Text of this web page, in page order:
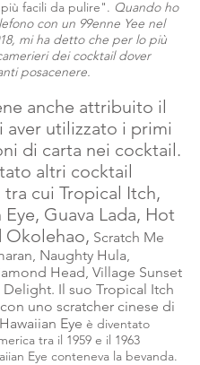
facili da pulire". Quando ho
con un 99enne Yee nel
mi ha detto che per lo più
dei cocktail dover
posacenere.
anche attribuito il
aver utilizzato i primi
di carta nei cocktail.
altri cocktail
cui Tropical Itch,
Eye, Guava Lada, Hot
Okolehao, Scratch Me
Naughty Hula,
Head, Village Sunset
Delight. Il suo Tropical Itch
uno scratcher cinese di
Eye è diventato
tra il 1959 e il 1963
Eye conteneva la bevanda.